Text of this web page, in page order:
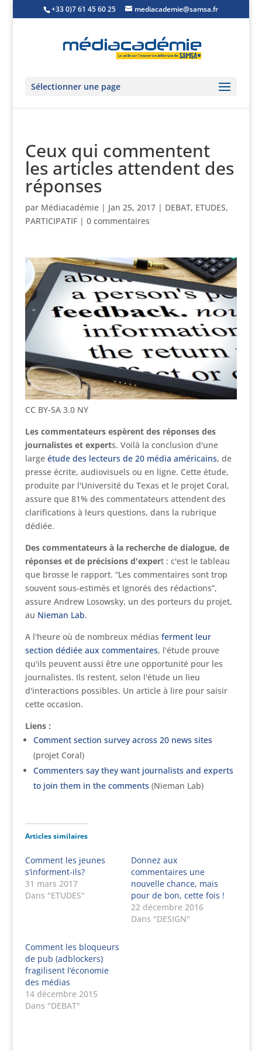
+33 0)7 61 45 60 25 mediacademie@samsa.fr
Sélectionner une page
Ceux qui commentent
les articles attendent des
réponses
par Médiacadémie| Jan 25, 2017| DEBAT, ETUDES,
PARTICIPATIF| 0 commentaires
CC BY-SA 3.0 NY
Les commentateurs espèrent des réponses des
journalistes et experts. Voilà la conclusion d'une
large étude des lecteurs de 20 média américains, de
presse écrite, audiovisuels ou en ligne. Cette étude,
produite par l'Université du Texas et le projet Coral,
assure que 81% des commentateurs attendent des
clarifications à leurs questions, dans la rubrique
dédiée.
Des commentateurs à la recherche de dialogue, de
réponses et de précisions d'expert : c'est le tableau
que brosse le rapport. “Les commentaires sont trop
souvent sous-estimés et ignorés des rédactions”,
assure Andrew Losowsky, un des porteurs du projet,
au Nieman Lab.
A l'heure où de nombreux médias ferment leur
section dédiée aux commentaires, l'étude prouve
qu'ils peuvent aussi être une opportunité pour les
journalistes. Ils restent, selon l'étude un lieu
d'interactions possibles. Un article à lire pour saisir
cette occasion.
Liens :
Comment section survey across 20 news sites
(projet Coral)
Commenters say they want journalists and experts
to join them in the comments (Nieman Lab)
Articles similaires
Comment les jeunes
s’informent-ils?
31 mars 2017
Dans "ETUDES"
Donnez aux
commentaires une
nouvelle chance, mais
pour de bon, cette fois !
22 décembre 2016
Dans "DESIGN"
Comment les bloqueurs
de pub (adblockers)
fragilisent l’économie
des médias
14 décembre 2015
Dans "DEBAT"